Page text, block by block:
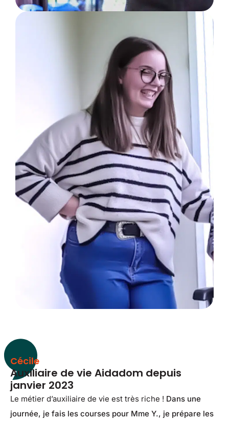
Cécile
Auxiliaire de vie Aidadom depuis
janvier 2023
Le métier d’auxiliaire de vie est très riche ! Dans une
journée, je fais les courses pour Mme Y., je prépare les